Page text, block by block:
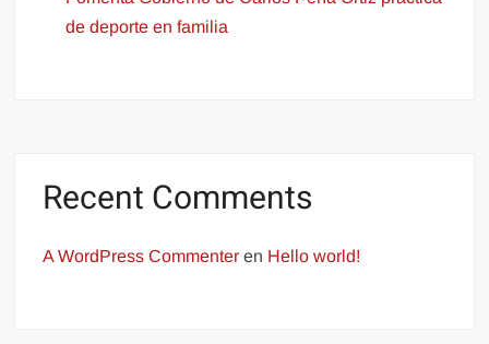
de deporte en familia
Recent Comments
A WordPress Commenter en Hello world!